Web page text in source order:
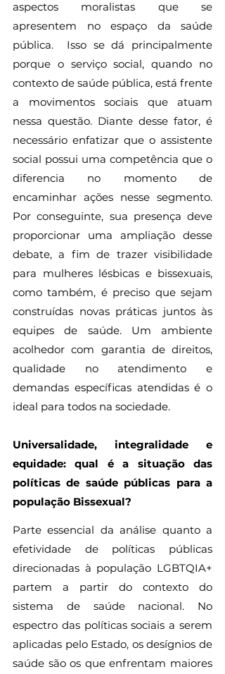
aspectos moralistas que se
apresentem no espaço da saúde
pública.  Isso se dá principalmente
porque o serviço social, quando no
contexto de saúde pública, está frente
a movimentos sociais que atuam
nessa questão. Diante desse fator, é
necessário enfatizar que o assistente
social possui uma competência que o
diferencia no momento de
encaminhar ações nesse segmento.
Por conseguinte, sua presença deve
proporcionar uma ampliação desse
debate, a fim de trazer visibilidade
para mulheres lésbicas e bissexuais,
como também, é preciso que sejam
construídas novas práticas juntos às
equipes de saúde. Um ambiente
acolhedor com garantia de direitos,
qualidade no atendimento e
demandas específicas atendidas é o
ideal para todos na sociedade.
Universalidade, integralidade e
equidade: qual é a situação das
políticas de saúde públicas para a
população Bissexual?
Parte essencial da análise quanto a
efetividade de políticas públicas
direcionadas à população LGBTQIA+
partem a partir do contexto do
sistema de saúde nacional. No
espectro das políticas sociais a serem
aplicadas pelo Estado, os desígnios de
saúde são os que enfrentam maiores